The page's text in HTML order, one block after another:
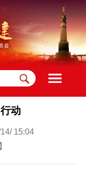
动
15:04
】